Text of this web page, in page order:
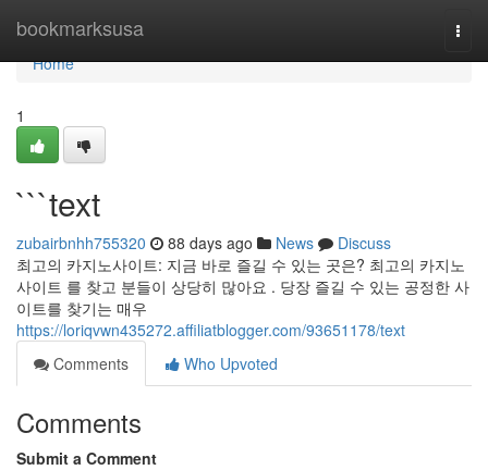
bookmarksusa
Home
Home
1
```text
zubairbnhh755320 88 days ago News
Discuss
최고의 카지노사이트: 지금 바로 즐길 수 있는 곳은? 최고의 카지노
사이트 를 찾고 분들이 상당히 많아요 . 당장 즐길 수 있는 공정한 사
이트를 찾기는 매우
https://loriqvwn435272.affiliatblogger.com/93651178/text
Comments
Who Upvoted
Comments
Submit a Comment